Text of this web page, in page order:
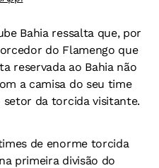
Bahia ressalta que, por
do Flamengo que
reservada ao Bahia não
a camisa do seu time
setor da torcida visitante.
de enorme torcida
primeira divisão do